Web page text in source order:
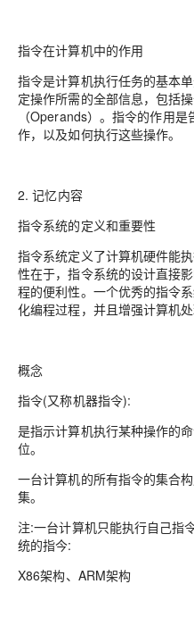
指令在计算机中的作用
指令是计算机执行任务的基本
定操作所需的全部信息，包括
（Operands）。指令的作用
作，以及如何执行这些操作。
2. 记忆内容
指令系统的定义和重要性
指令系统定义了计算机硬件能
性在于，指令系统的设计直接
程的便利性。一个优秀的指令
化编程过程，并且增强计算机处
概念
指令(又称机器指令):
是指示计算机执行某种操作的
位。
一台计算机的所有指令的集合
集。
注:一台计算机只能执行自己指
统的指今:
X86架构、ARM架构